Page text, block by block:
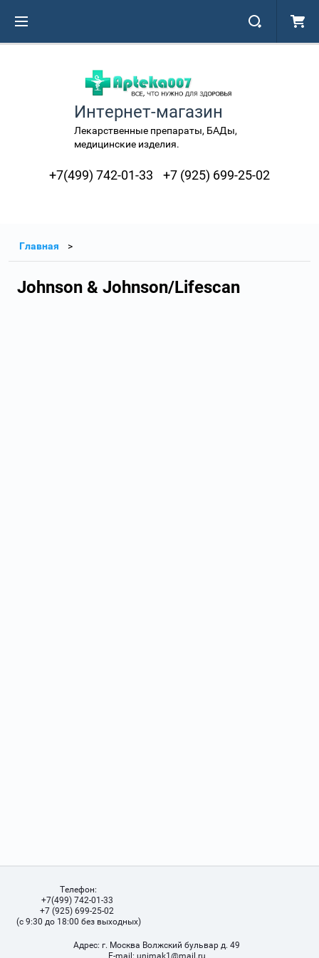
Интернет-магазин
Лекарственные препараты, БАДы,
медицинские изделия.
+7(499) 742-01-33 +7 (925) 699-25-02
Главная
Johnson & Johnson/Lifescan
Телефон:
+7(499) 742-01-33
+7 (925) 699-25-02
(с 9:30 до 18:00 без выходных)
Адрес: г. Москва Волжский бульвар д. 49
Е-mail: unimak1@mail.ru